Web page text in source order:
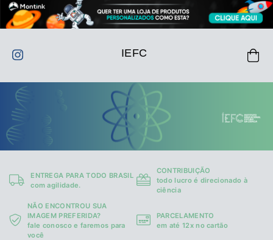
IEFC
ENTREGA PARA TODO BRASIL
com agilidade.
CONTRIBUIÇÃO
todo lucro é direcionado à
ciência
NÃO ENCONTROU SUA
IMAGEM PREFERIDA?
fale conosco e faremos para
você
PARCELAMENTO
em até 12x no cartão